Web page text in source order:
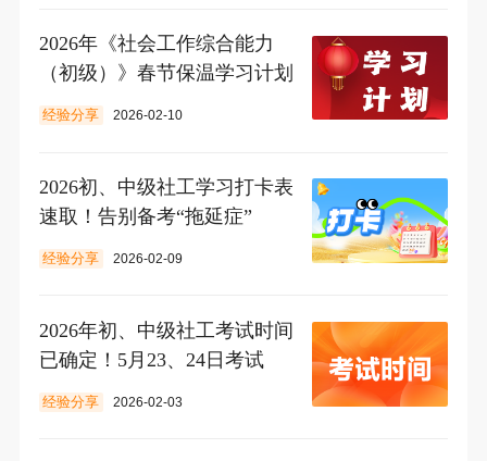
2026年《社会工作综合能力
（初级）》春节保温学习计划
经验分享 2026-02-10
2026初、中级社工学习打卡表
速取！告别备考“拖延症”
经验分享 2026-02-09
2026年初、中级社工考试时间
已确定！5月23、24日考试
经验分享 2026-02-03